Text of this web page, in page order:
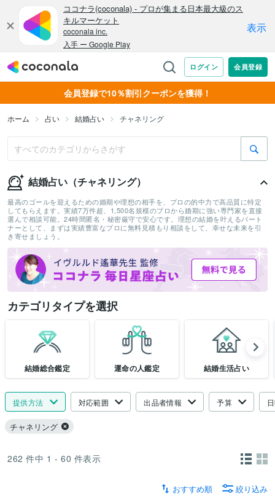
会員登録で10％割引クーポンを獲得！
ホーム 占い 結婚占い チャネリング
結婚占い（チャネリング）
最高のゴールを迎えるための婚期や理想の相手を、プロの的中力で高品質に特定
してもらえます。実績7万件超、1,500名規模のプロから婚期に強い専門家を直接
選んで相談可能。24時間匿名・秘密厳守で安心です。理想の結婚を叶えるパート
ナーとして、まずは実績豊富なプロに無料見積もり相談をして、幸せな未来を引
き寄せましょう。
カテゴリタイプを選択
結婚総合鑑定 運命の人鑑定 結婚生活占い
提供方法 対応範囲 出品者情報 予算
チャネリング
262 件中 1 - 60 件表示
おすすめ順 絞り込み